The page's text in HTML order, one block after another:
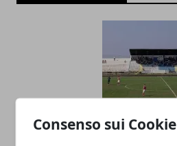
Consenso sui Cookie